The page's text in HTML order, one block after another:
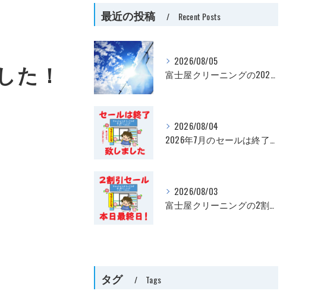
た！
最近の投稿 Recent Posts
2026/08/05
富士屋クリーニングの2026年夏季休暇お知らせ
2026/08/04
2026年7月のセールは終了いたしました
2026/08/03
富士屋クリーニングの2割引セール、最終日です
タグ Tags